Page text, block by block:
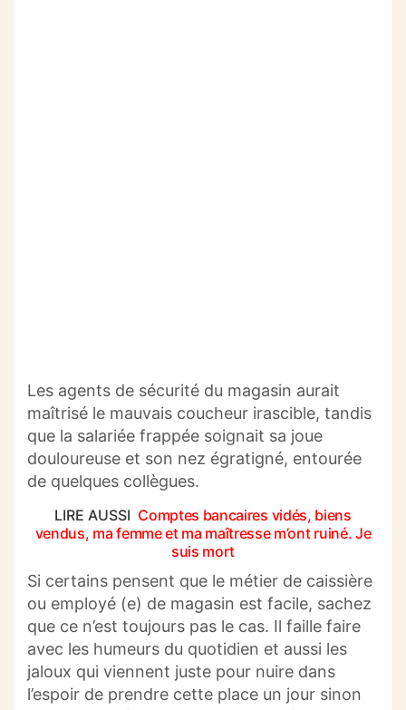
Les agents de sécurité du magasin aurait
maîtrisé le mauvais coucheur irascible, tandis
que la salariée frappée soignait sa joue
douloureuse et son nez égratigné, entourée
de quelques collègues.
LIRE AUSSI Comptes bancaires vidés, biens
vendus, ma femme et ma maîtresse m’ont ruiné. Je
suis mort
Si certains pensent que le métier de caissière
ou employé (e) de magasin est facile, sachez
que ce n’est toujours pas le cas. Il faille faire
avec les humeurs du quotidien et aussi les
jaloux qui viennent juste pour nuire dans
l’espoir de prendre cette place un jour sinon